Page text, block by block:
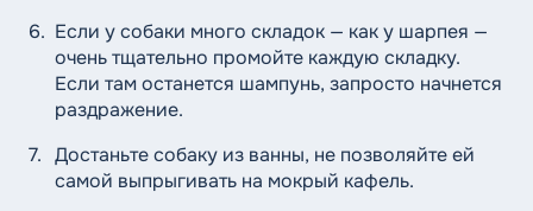
Если у собаки много складок — как у шарпея —
очень тщательно промойте каждую складку.
Если там останется шампунь, запросто начнется
раздражение.
Достаньте собаку из ванны, не позволяйте ей
самой выпрыгивать на мокрый кафель.